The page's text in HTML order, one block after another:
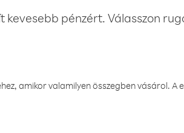
pénzért. Válasszon
amikor valamilyen összegben vásárol.